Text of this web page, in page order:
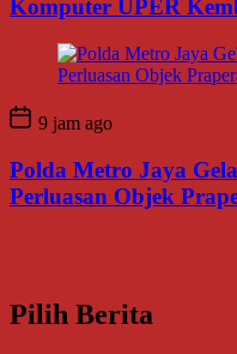
Komputer UPER
9 jam ago
Polda Metro Jaya
Perluasan Objek
Pilih Berita